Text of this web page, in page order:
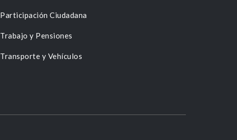
Participación Ciudadana
Trabajo y Pensiones
Transporte y Vehículos